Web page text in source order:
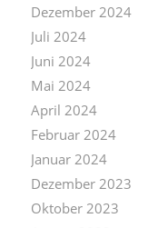
Dezember 2024
Juli 2024
Juni 2024
Mai 2024
April 2024
Februar 2024
Januar 2024
Dezember 2023
Oktober 2023